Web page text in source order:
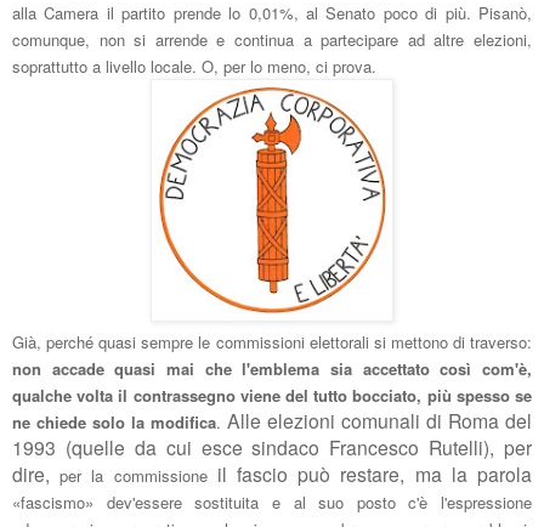
alla Camera il partito prende lo 0,01%, al Senato poco di più. Pisanò,
comunque, non si arrende e continua a partecipare ad altre elezioni,
soprattutto a livello locale. O, perlo meno, ci prova.
Già, perché quasi sempre le commissioni elettorali si mettono di traverso:
non accade quasi mai che l'emblema sia accettato così com'è,
qualche volta il contrassegno viene del tutto bocciato, più spessose
ne chiede solo la modifica. Alle elezioni comunali di Roma del
1993 (quelle da cui esce sindaco Francesco Rutelli), per
dire, per la commissioneil fascio può restare, ma la parola
«fascismo» dev'essere sostituita e al suo posto c'è l'espressione